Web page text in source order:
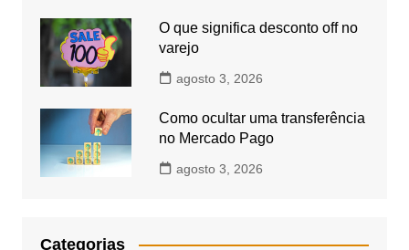
O que significa desconto off no
varejo
agosto 3, 2026
Como ocultar uma transferência
no Mercado Pago
agosto 3, 2026
Categorias